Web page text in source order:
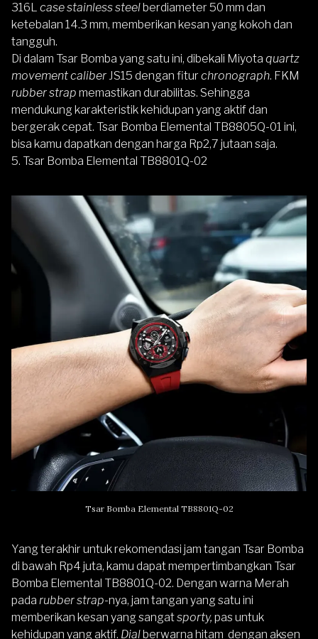
316L case stainless steel berdiameter 50 mm dan
ketebalan 14.3 mm, memberikan kesan yang kokoh dan
tangguh.
Di dalam Tsar Bomba yang satu ini, dibekali Miyota quartz
movement caliberJS15 dengan fitur chronograph. FKM
rubber strap memastikan durabilitas. Sehingga
mendukung karakteristik kehidupan yang aktif dan
bergerak cepat. Tsar Bomba Elemental TB8805Q-01 ini,
bisa kamu dapatkan dengan harga Rp2,7 jutaan saja.
5. Tsar Bomba Elemental TB8801Q-02
Tsar Bomba Elemental TB8801Q-02
Yang terakhir untuk rekomendasi jam tangan Tsar Bomba
di bawah Rp4 juta, kamu dapat mempertimbangkan Tsar
Bomba Elemental TB8801Q-02. Dengan warna Merah
pada rubber strap-nya, jam tangan yang satu ini
memberikan kesan yang sangatsporty, pas untuk
kehidupan yang aktif. Dial berwarna hitam dengan aksen